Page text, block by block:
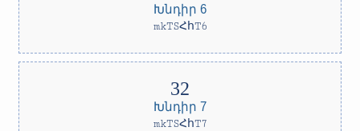
Խնդիր 6
mkTSՀհT6
Խնդիր 7
mkTSՀհT7